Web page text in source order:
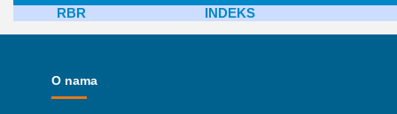
RBR INDEKS
O nama